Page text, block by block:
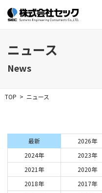
ニュース
News
TOP ニュース
最新 2026年
2024年
2023年
2021年
2020年
2018年
2017年